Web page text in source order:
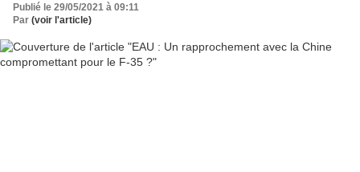
Publié le 29/05/2021 à 09:11
Par (voir l'article)